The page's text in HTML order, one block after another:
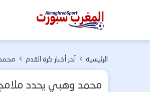
المغرب
الرئيسية > آخر أخبار كرة القدم > محمد
محمد وهبي يحدد ملامح